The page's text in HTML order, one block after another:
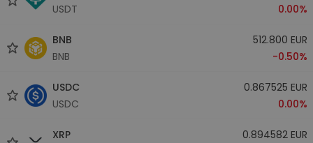
USDT
0.00%
BNB
BNB
512.800 EUR
-0.50%
USDC
USDC
0.867525 EUR
0.00%
XRP
0.894582 EUR